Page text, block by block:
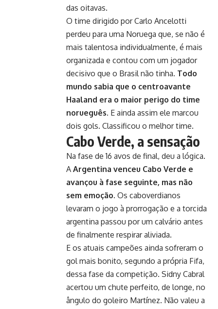
das oitavas.
O time dirigido por Carlo Ancelotti
perdeu para uma Noruega que, se não é
mais talentosa individualmente, é mais
organizada e contou com um jogador
decisivo que o Brasil não tinha. Todo
mundo sabia que o centroavante
Haaland era o maior perigo do time
norueguês. E ainda assim ele marcou
dois gols. Classificou o melhor time.
Cabo Verde, a sensação
Na fase de 16 avos de final, deu a lógica.
A Argentina venceu Cabo Verde e
avançou à fase seguinte, mas não
sem emoção. Os caboverdianos
levaram o jogo à prorrogação e a torcida
argentina passou por um calvário antes
de finalmente respirar aliviada.
E os atuais campeões ainda sofreram o
gol mais bonito, segundo a própria Fifa,
dessa fase da competição. Sidny Cabral
acertou um chute perfeito, de longe, no
ângulo do goleiro Martínez. Não valeu a